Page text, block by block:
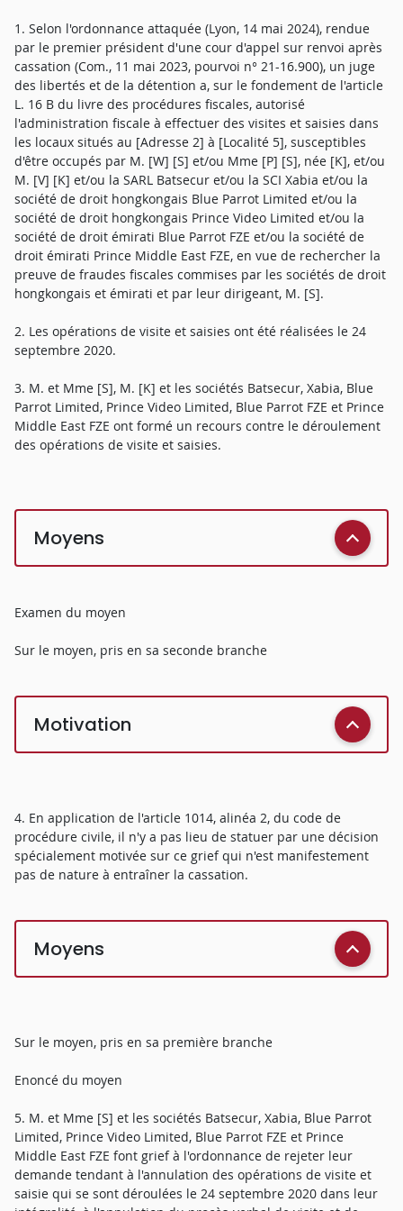
1. Selon l'ordonnance attaquée (Lyon, 14 mai 2024), rendue
par le premier président d'une cour d'appel sur renvoi après
cassation (Com., 11 mai 2023, pourvoi n° 21-16.900), un juge
des libertés et de la détention a, sur le fondement de l'article
L. 16 B du livre des procédures fiscales, autorisé
l'administration fiscale à effectuer des visites et saisies dans
les locaux situés au [Adresse 2] à [Localité 5], susceptibles
d'être occupés par M. [W] [S] et/ou Mme [P] [S], née [K], et/ou
M. [V] [K] et/ou la SARL Batsecur et/ou la SCI Xabia et/ou la
société de droit hongkongais Blue Parrot Limited et/ou la
société de droit hongkongais Prince Video Limited et/ou la
société de droit émirati Blue Parrot FZE et/ou la société de
droit émirati Prince Middle East FZE, en vue de rechercher la
preuve de fraudes fiscales commises par les sociétés de droit
hongkongais et émirati et par leur dirigeant, M. [S].
2. Les opérations de visite et saisies ont été réalisées le 24
septembre 2020.
3. M. et Mme [S], M. [K] et les sociétés Batsecur, Xabia, Blue
Parrot Limited, Prince Video Limited, Blue Parrot FZE et Prince
Middle East FZE ont formé un recours contre le déroulement
des opérations de visite et saisies.
Moyens
Examen du moyen
Sur le moyen, pris en sa seconde branche
Motivation
4. En application de l'article 1014, alinéa 2, du code de
procédure civile, il n'y a pas lieu de statuer par une décision
spécialement motivée sur ce grief qui n'est manifestement
pas de nature à entraîner la cassation.
Moyens
Sur le moyen, pris en sa première branche
Enoncé du moyen
5. M. et Mme [S] et les sociétés Batsecur, Xabia, Blue Parrot
Limited, Prince Video Limited, Blue Parrot FZE et Prince
Middle East FZE font grief à l'ordonnance de rejeter leur
demande tendant à l'annulation des opérations de visite et
saisie qui se sont déroulées le 24 septembre 2020 dans leur